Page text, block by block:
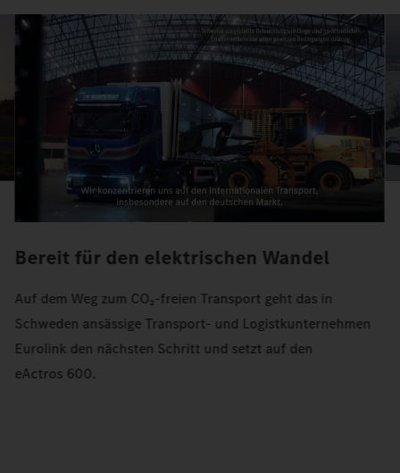
Bereit für den elektrischen Wandel
Auf dem Weg zum CO₂-freien Transport geht das in
Schweden ansässige Transport- und Logistkunternehmen
Eurolink den nächsten Schritt und setzt auf den
eActros 600.